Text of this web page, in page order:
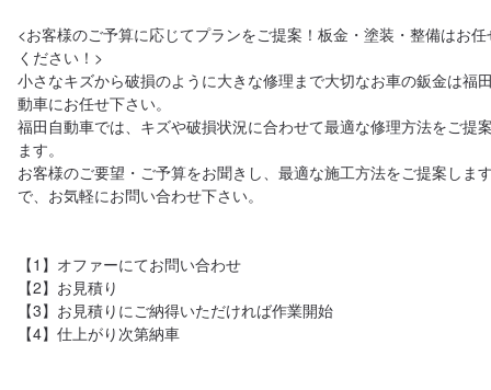
<お客様のご予算に応じてプランをご提案！板金・塗装・整備はお任
ください！>
小さなキズから破損のように大きな修理まで大切なお車の鈑金は福
動車にお任せ下さい。
福田自動車では、キズや破損状況に合わせて最適な修理方法をご提
ます。
お客様のご要望・ご予算をお聞きし、最適な施工方法をご提案しま
で、お気軽にお問い合わせ下さい。
【1】オファーにてお問い合わせ
【2】お見積り
【3】お見積りにご納得いただければ作業開始
【4】仕上がり次第納車